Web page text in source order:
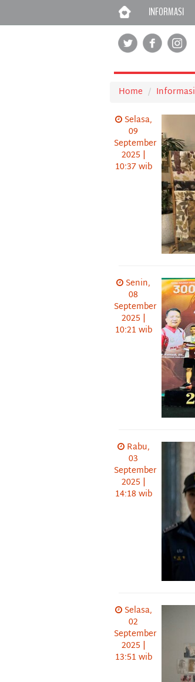
INFORMASI
Home
Informasi
Selasa,
09
September
2025 |
10:37 wib
Senin,
08
September
2025 |
10:21 wib
Rabu,
03
September
2025 |
14:18 wib
Selasa,
02
September
2025 |
13:51 wib